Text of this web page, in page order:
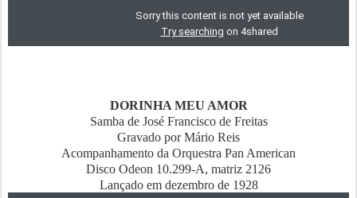
DORINHA MEU AMOR
Samba de José Francisco de Freitas
Gravado por Mário Reis
Acompanhamento da Orquestra Pan American
Disco Odeon 10.299-A, matriz 2126
Lançado em dezembro de 1928